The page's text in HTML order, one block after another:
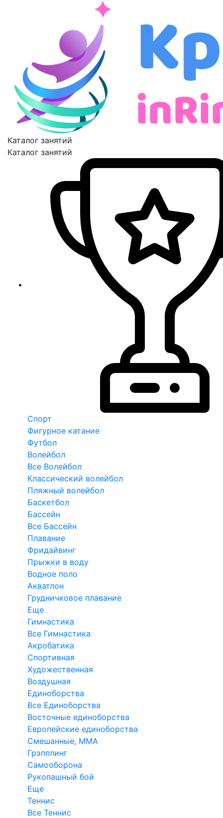
Каталог занятий
Каталог занятий
Спорт
Фигурное катание
Футбол
Волейбол
Все Волейбол
Классический волейбол
Пляжный волейбол
Баскетбол
Бассейн
Все Бассейн
Плавание
Фридайвинг
Прыжки в воду
Водное поло
Акватлон
Грудничковое плавание
Еще
Гимнастика
Все Гимнастика
Акробатика
Спортивная
Художественная
Воздушная
Единоборства
Все Единоборства
Восточные единоборства
Европейские единоборства
Смешанные, ММА
Грэпплинг
Самооборона
Рукопашный бой
Еще
Теннис
Все Теннис